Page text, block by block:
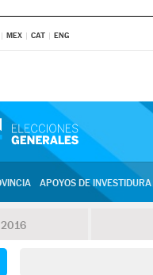
MEX CAT ENG
APOYOS DE INVESTIDURA
2016